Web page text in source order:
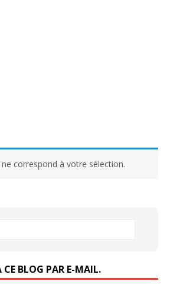
correspond à votre sélection.
BLOG PAR E-MAIL.